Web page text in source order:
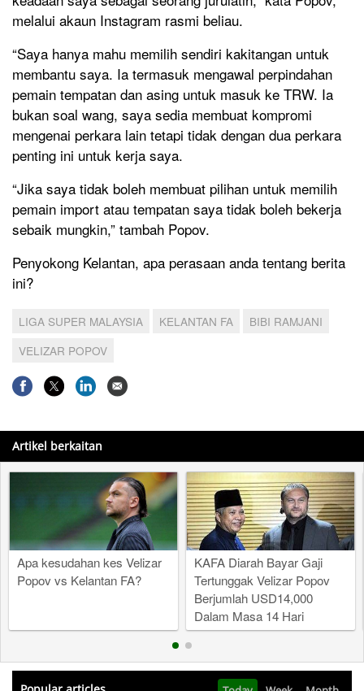
melalui akaun Instagram rasmi beliau.
“Saya hanya mahu memilih sendiri kakitangan untuk
membantu saya. Ia termasuk mengawal perpindahan
pemain tempatan dan asing untuk masuk ke TRW. Ia
bukan soal wang, saya sedia membuat kompromi
mengenai perkara lain tetapi tidak dengan dua perkara
penting ini untuk kerja saya.
“Jika saya tidak boleh membuat pilihan untuk memilih
pemain import atau tempatan saya tidak boleh bekerja
sebaik mungkin,” tambah Popov.
Penyokong Kelantan, apa perasaan anda tentang berita
ini?
LIGA SUPER MALAYSIA KELANTAN FA
BIBI RAMJANI
VELIZAR POPOV
Artikel berkaitan
Apa kesudahan kes Velizar
Popov vs Kelantan FA?
KAFA Diarah Bayar Gaji
Tertunggak Velizar Popov
Berjumlah USD14,000
Dalam Masa 14 Hari